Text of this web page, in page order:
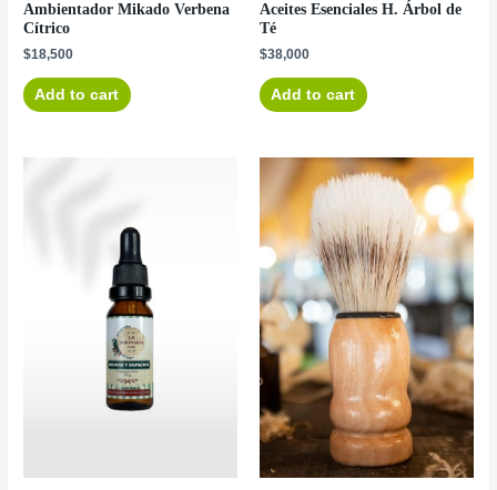
Ambientador Mikado Verbena
Cítrico
$18,500
Add to cart
Aceites Esenciales H. Árbol de
Té
$38,000
Add to cart